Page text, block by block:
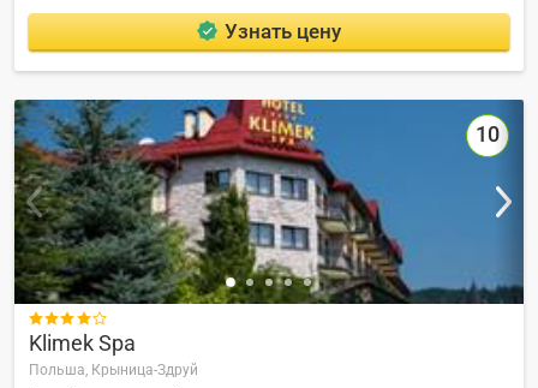
Узнать цену
10

Klimek Spa
Польша, Крыница-Здруй